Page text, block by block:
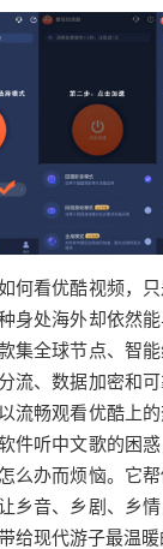
何看优酷视频，
身处海外却依然
集全球节点、智能
流、数据加密和
流畅观看优酷上
件听中文歌的困
么办而烦恼。它
乡音、乡剧、乡
给现代游子最温暖